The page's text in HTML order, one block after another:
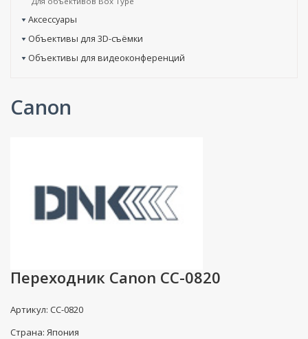
Аксессуары
Объективы для 3D-съёмки
Объективы для видеоконференций
Canon
Переходник Canon CC-0820
Артикул: CC-0820
Страна: Япония